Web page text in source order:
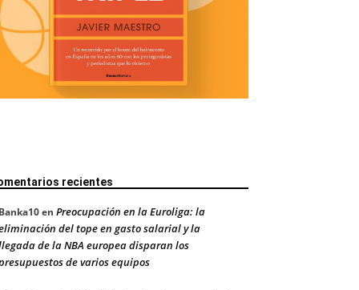
recientes
en Preocupación en la Euroliga: la
del tope en gasto salarial y la
de la NBA europea disparan los
de varios equipos